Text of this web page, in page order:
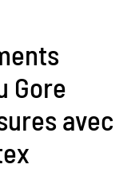
Gore
avec